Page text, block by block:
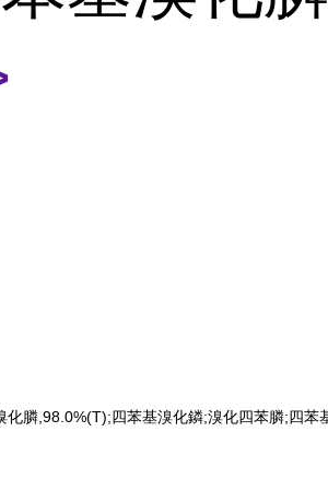
膦,98.0%(T);四苯基溴化鏻;溴化四苯膦;四苯